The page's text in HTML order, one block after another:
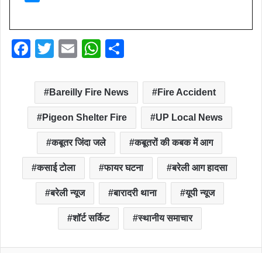
F
c
e
b
o
k
T
tt
er
E
ail
W
at
s
A
p
p
ar
e
Bareilly Fire News Fire Accident
Pigeon Shelter Fire UP Local News
कबूतर जिंदा जले कबूतरों की कबक में आग
कसाई टोला फायर घटना बरेली आग हादसा
बरेली न्यूज बारादरी थाना यूपी न्यूज
शॉर्ट सर्किट स्थानीय समाचार